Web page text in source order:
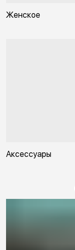
Женское
Аксессуары